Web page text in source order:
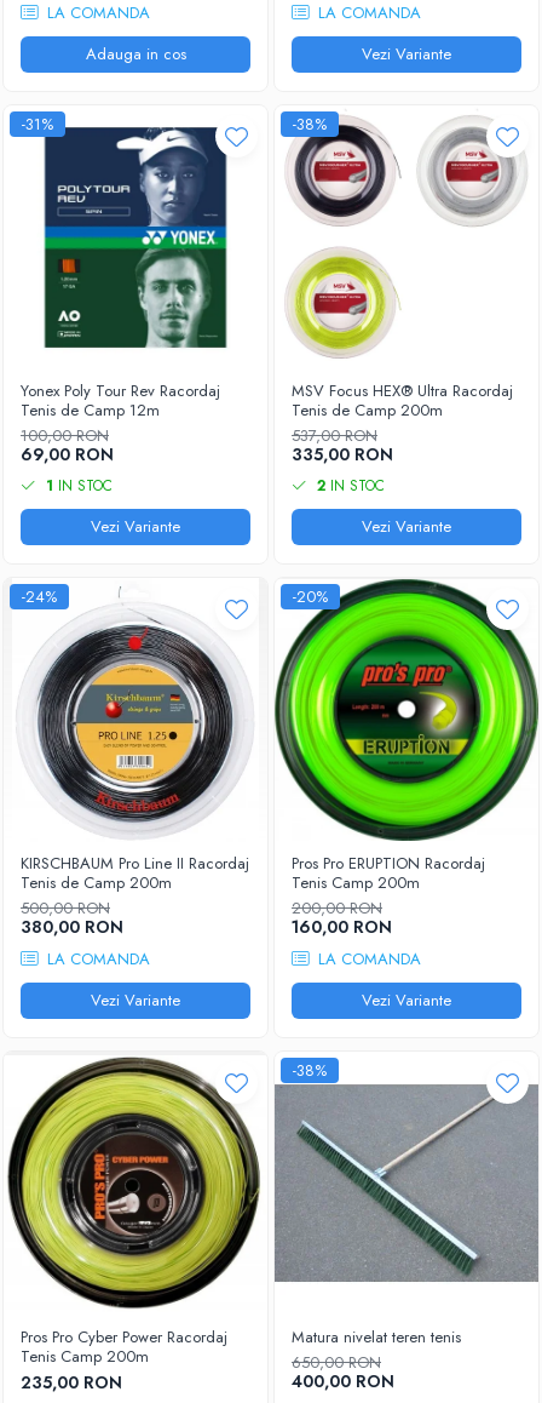
LA COMANDA
Adauga in cos
LA COMANDA
Vezi Variante
-31%
Yonex Poly Tour Rev Racordaj
Tenis de Camp 12m
100,00 RON
69,00 RON
1 IN STOC
Vezi Variante
-38%
MSV Focus HEX® Ultra Racordaj
Tenis de Camp 200m
537,00 RON
335,00 RON
2 IN STOC
Vezi Variante
-24%
KIRSCHBAUM Pro Line II Racordaj
Tenis de Camp 200m
500,00 RON
380,00 RON
LA COMANDA
Vezi Variante
-20%
Pros Pro ERUPTION Racordaj
Tenis Camp 200m
200,00 RON
160,00 RON
LA COMANDA
Vezi Variante
Pros Pro Cyber Power Racordaj
Tenis Camp 200m
235,00 RON
-38%
Matura nivelat teren tenis
650,00 RON
400,00 RON